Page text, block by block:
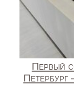
Первый
Петербург